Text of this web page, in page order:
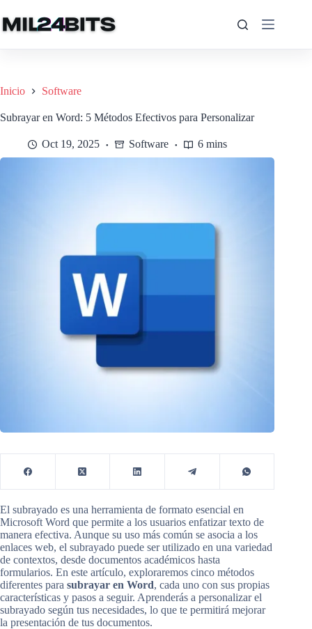
al
contenido
Inicio Software
Subrayar en Word: 5 Métodos Efectivos para Personalizar
Oct 19, 2025 Software 6 mins
El subrayado es una herramienta de formato esencial en
Microsoft Word que permite a los usuarios enfatizar texto de
manera efectiva. Aunque su uso más común se asocia a los
enlaces web, el subrayado puede ser utilizado en una variedad
de contextos, desde documentos académicos hasta
formularios. En este artículo, exploraremos cinco métodos
diferentes para subrayar en Word, cada uno con sus propias
características y pasos a seguir. Aprenderás a personalizar el
subrayado según tus necesidades, lo que te permitirá mejorar
la presentación de tus documentos.